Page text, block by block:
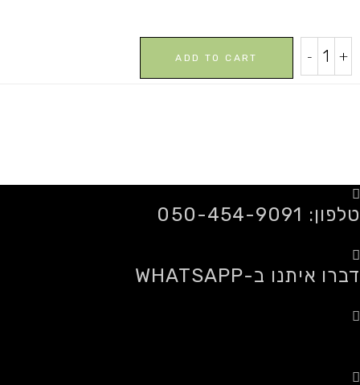
טבעי
- +
ADD TO CART
טלפון: 050-454-9091
דברו איתנו ב-WHATSAPP